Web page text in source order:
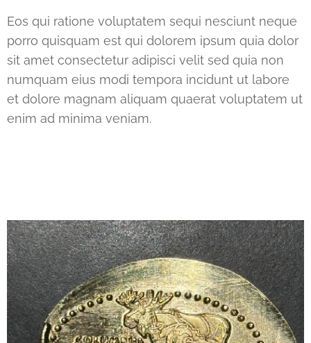
Eos qui ratione voluptatem sequi nesciunt neque
porro quisquam est qui dolorem ipsum quia dolor
sit amet consectetur adipisci velit sed quia non
numquam eius modi tempora incidunt ut labore
et dolore magnam aliquam quaerat voluptatem ut
enim ad minima veniam.